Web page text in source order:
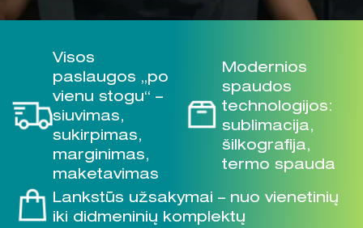
Visos
paslaugos „po
vienu stogu“ –
siuvimas,
sukirpimas,
marginimas,
maketavimas
Modernios
spaudos
technologijos:
sublimacija,
šilkografija,
termo spauda
Lankstūs užsakymai – nuo vienetinių
iki didmeninių komplektų